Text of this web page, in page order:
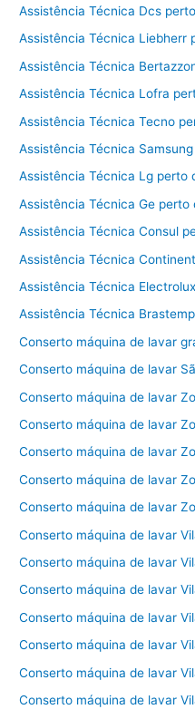
Assistência Técnica Dcs
Assistência Técnica Liebherr
Assistência Técnica
Assistência Técnica Lofra
Assistência Técnica Tecno
Assistência Técnica
Assistência Técnica Lg perto
Assistência Técnica Ge perto
Assistência Técnica Consul
Assistência Técnica
Assistência Técnica
Assistência Técnica
Conserto máquina de lavar
Conserto máquina de lavar
Conserto máquina de lavar
Conserto máquina de lavar
Conserto máquina de lavar
Conserto máquina de lavar
Conserto máquina de lavar
Conserto máquina de lavar
Conserto máquina de lavar
Conserto máquina de lavar
Conserto máquina de lavar
Conserto máquina de lavar
Conserto máquina de lavar
Conserto máquina de lavar